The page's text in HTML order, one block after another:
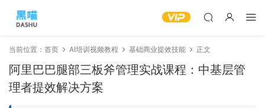
当前位置： 首页 AI培训视频教程 基础商业提效技能 正文
阿里巴巴腿部三板斧管理实战课程：中基层管
理者提效解决方案